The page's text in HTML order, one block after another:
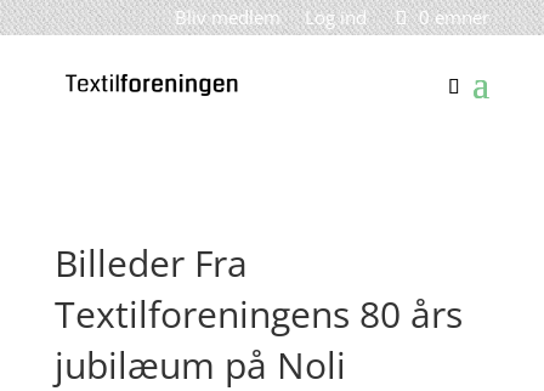
Bliv medlem Log ind 0 emner
Billeder Fra
Textilforeningens 80 års
jubilæum på Noli